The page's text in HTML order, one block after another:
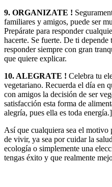
9. ORGANIZATE !
familiares y amigos, puede ser
Prepárate para responder
hacerte. Se fuerte. De ti depende
responder siempre con gran
que quiere explicar.
10. ALEGRATE ! Celebra tu
vegetariano. Recuerda el día en
con amigos la decisión de ser
satisfacción esta forma de
alegría, pues ella es toda energía.]
Así que cualquiera sea el motivo
de vivir, ya sea por cuidar la
ecología o simplemente una
tengas éxito y que realmente